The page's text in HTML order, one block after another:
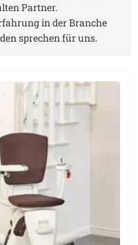
Partner.
in der Branche
sprechen für uns.